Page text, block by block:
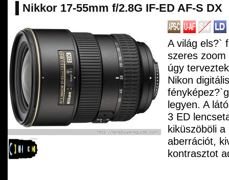
Nikkor 17-55mm f/2.8G IF-ED AF-S DX
A világ els?`
szeres
úgy
Nikon
legyen. A
3 ED
kiküszöböli
aberrációt,
kontrasztot